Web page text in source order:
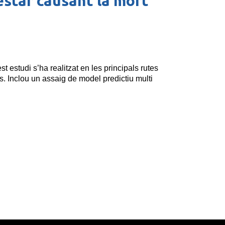
estudi s’ha realitzat en les principals rutes
Inclou un assaig de model predictiu multi